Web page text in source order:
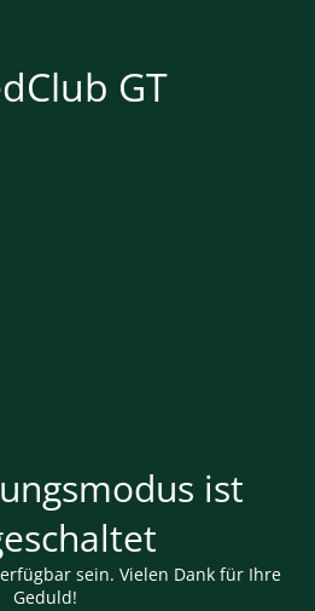
GT
ist
sein. Vielen Dank für Ihre
Geduld!